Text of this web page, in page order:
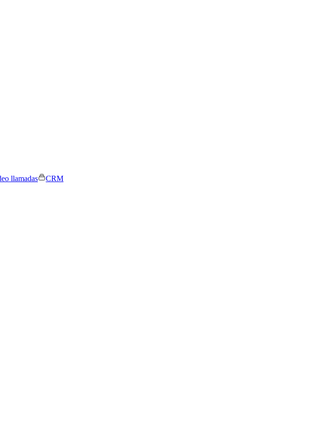
llamadas
CRM